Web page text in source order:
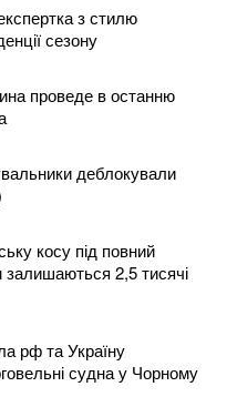
з стилю
сезону
проведе в останню
деблокували
косу під повний
залишаються 2,5 тисячі
рф та Україну
судна у Чорному